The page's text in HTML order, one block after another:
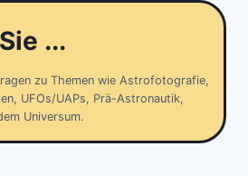
...
zu Themen wie Astrofotografie,
UFOs/UAPs, Prä-Astronautik,
Universum.